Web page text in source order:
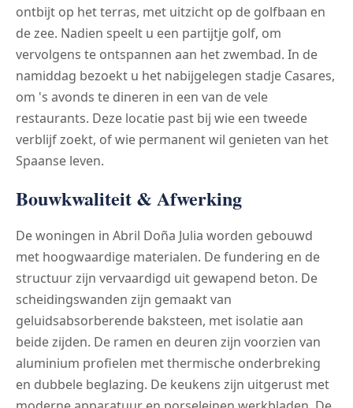
ontbijt op het terras, met uitzicht op de golfbaan en
de zee. Nadien speelt u een partijtje golf, om
vervolgens te ontspannen aan het zwembad. In de
namiddag bezoekt u het nabijgelegen stadje Casares,
om 's avonds te dineren in een van de vele
restaurants. Deze locatie past bij wie een tweede
verblijf zoekt, of wie permanent wil genieten van het
Spaanse leven.
Bouwkwaliteit & Afwerking
De woningen in Abril Doña Julia worden gebouwd
met hoogwaardige materialen. De fundering en de
structuur zijn vervaardigd uit gewapend beton. De
scheidingswanden zijn gemaakt van
geluidsabsorberende baksteen, met isolatie aan
beide zijden. De ramen en deuren zijn voorzien van
aluminium profielen met thermische onderbreking
en dubbele beglazing. De keukens zijn uitgerust met